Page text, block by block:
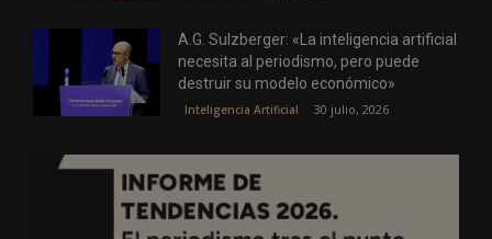
A.G. Sulzberger: «La inteligencia artificial
necesita al periodismo, pero puede
destruir su modelo económico»
Inteligencia Artificial 30 julio, 2026